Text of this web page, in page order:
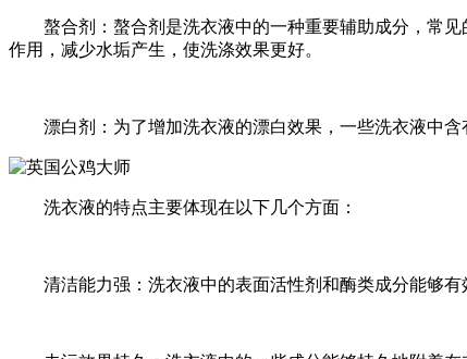
螯合剂：螯合剂是洗衣液中的一种重要辅助成分，常见
作用，减少水垢产生，使洗涤效果更好。
漂白剂：为了增加洗衣液的漂白效果，一些洗衣液中含
洗衣液的特点主要体现在以下几个方面：
清洁能力强：洗衣液中的表面活性剂和酶类成分能够有